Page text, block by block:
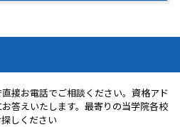
接お電話でご相談ください。資格アド
答えいたします。最寄りの当学院各校
しください